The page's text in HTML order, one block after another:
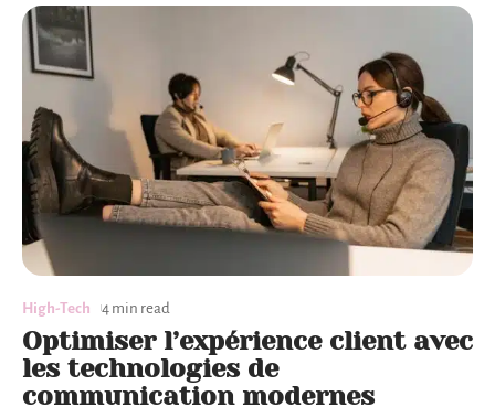
High-Tech 4 min read
Optimiser l’expérience client avec
les technologies de
communication modernes